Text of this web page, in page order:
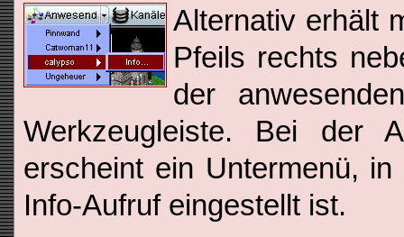
Alternativ erhält
Pfeils rechts
der
Werkzeugleiste. Bei der
erscheint ein Untermenü,
Info-Aufruf eingestellt ist.